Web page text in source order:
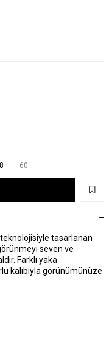
60
tasarlanan
seven ve
Farklı yaka
kalıbıyla görünümünüze